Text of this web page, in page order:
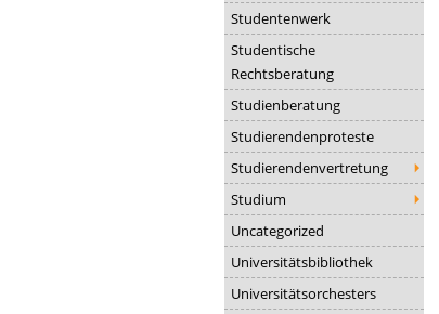
Studentenwerk
Studentische
Rechtsberatung
Studienberatung
Studierendenproteste
Studierendenvertretung
Studium
Uncategorized
Universitätsbibliothek
Universitätsorchesters